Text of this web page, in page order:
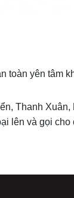
toàn yên tâm
Thanh Xuân,
lên và gọi